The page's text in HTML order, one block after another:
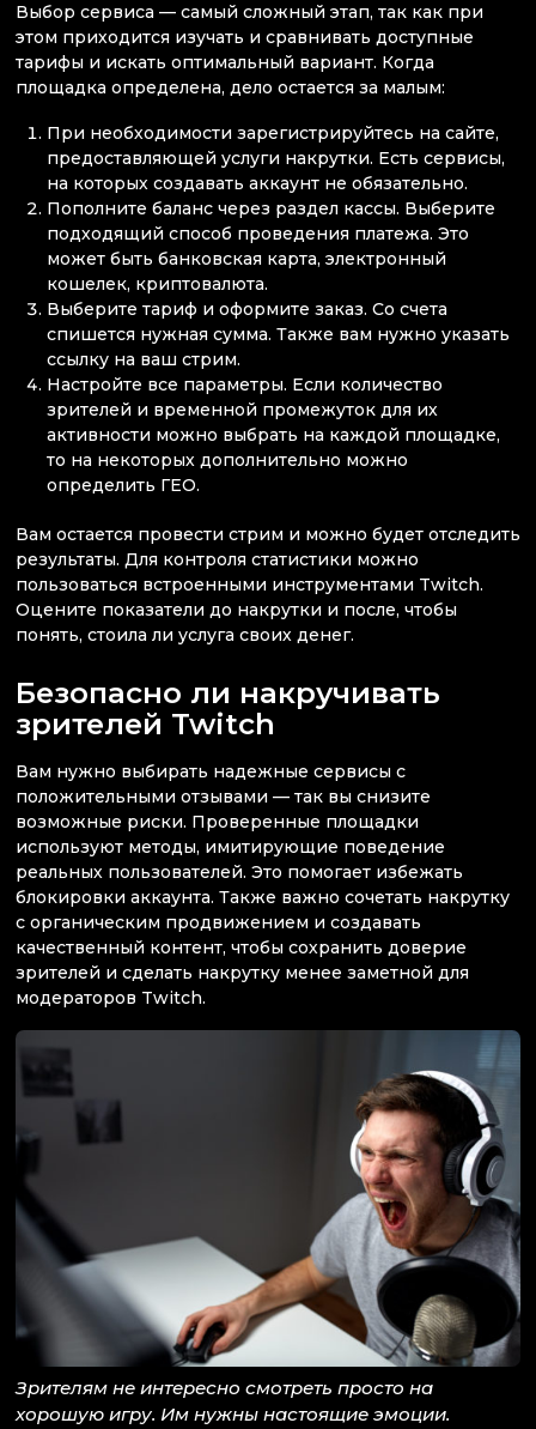
Выбор сервиса — самый сложный этап, так как при
этом приходится изучать и сравнивать доступные
тарифы и искать оптимальный вариант. Когда
площадка определена, дело остается за малым:
При необходимости зарегистрируйтесь на сайте,
предоставляющей услуги накрутки. Есть сервисы,
на которых создавать аккаунт не обязательно.
Пополните баланс через раздел кассы. Выберите
подходящий способ проведения платежа. Это
может быть банковская карта, электронный
кошелек, криптовалюта.
Выберите тариф и оформите заказ. Со счета
спишется нужная сумма. Также вам нужно указать
ссылку на ваш стрим.
Настройте все параметры. Если количество
зрителей и временной промежуток для их
активности можно выбрать на каждой площадке,
то на некоторых дополнительно можно
определить ГЕО.
Вам остается провести стрим и можно будет отследить
результаты. Для контроля статистики можно
пользоваться встроенными инструментами Twitch.
Оцените показатели до накрутки и после, чтобы
понять, стоила ли услуга своих денег.
Безопасно ли накручивать
зрителей Twitch
Вам нужно выбирать надежные сервисы с
положительными отзывами — так вы снизите
возможные риски. Проверенные площадки
используют методы, имитирующие поведение
реальных пользователей. Это помогает избежать
блокировки аккаунта. Также важно сочетать накрутку
с органическим продвижением и создавать
качественный контент, чтобы сохранить доверие
зрителей и сделать накрутку менее заметной для
модераторов Twitch.
Зрителям не интересно смотреть просто на
хорошую игру. Им нужны настоящие эмоции.